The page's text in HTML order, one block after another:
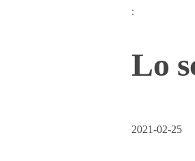
:
Lo
2021-02-25